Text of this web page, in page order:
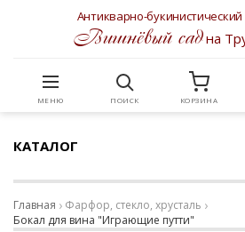
Антикварно-букинистический
Вишнёвый садна
МЕНЮ ПОИСК КОРЗИНА
КАТАЛОГ
Главная
Фарфор, стекло, хрусталь
Бокал для вина "Играющие путти"